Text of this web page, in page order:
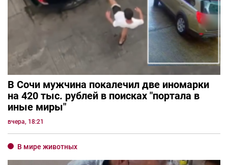
В Сочи мужчина покалечил две иномарки
на 420 тыс. рублей в поисках "портала в
иные миры"
вчера, 18:21
В мире животных